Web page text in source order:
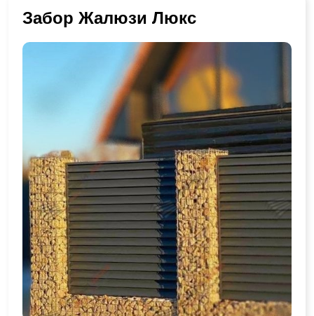
Забор Жалюзи Люкс